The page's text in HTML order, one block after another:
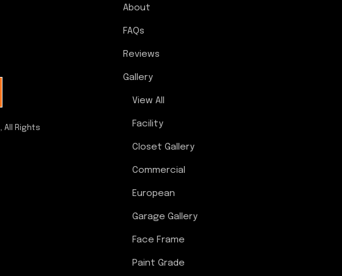
, All Rights
About
FAQs
Reviews
Gallery
View All
Facility
Closet Gallery
Commercial
European
Garage Gallery
Face Frame
Paint Grade